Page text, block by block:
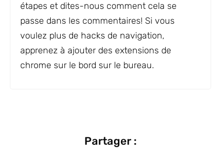
étapes et dites-nous comment cela se
passe dans les commentaires! Si vous
voulez plus de hacks de navigation,
apprenez à ajouter des extensions de
chrome sur le bord sur le bureau.
Partager :